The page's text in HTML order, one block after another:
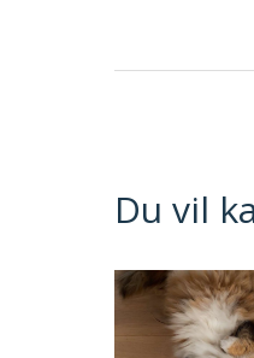
Du vil